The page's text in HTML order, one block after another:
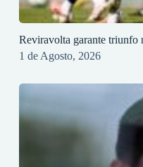
Reviravolta garante triunfo
1 de Agosto, 2026